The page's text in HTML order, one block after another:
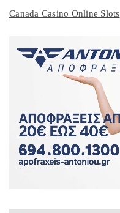
Canada Casino Online Slots